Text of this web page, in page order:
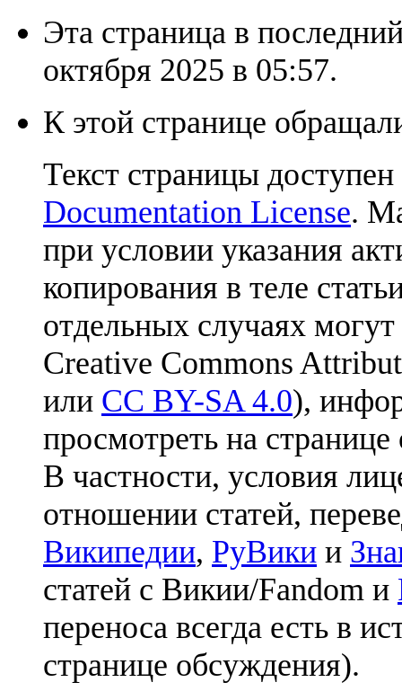
Эта страница в
октября 2025 в 05:57.
К этой странице
Текст страницы
Documentation License.
при условии указания
копирования в теле
отдельных случаях
Creative Commons
или CC BY-SA 4.0),
просмотреть на
В частности, условия
отношении статей,
Википедии, РуВики и
статей с Викии/Fandom и
переноса всегда есть в
странице обсуждения).